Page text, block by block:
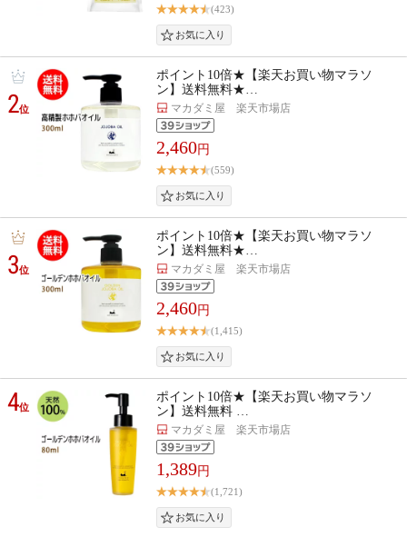
(423)
2位
ポイント10倍★【楽天お買い物マラソ
ン】送料無料★…
マカダミ屋 楽天市場店
2,460円
(559)
3位
ポイント10倍★【楽天お買い物マラソ
ン】送料無料★…
マカダミ屋 楽天市場店
2,460円
(1,415)
4位
ポイント10倍★【楽天お買い物マラソ
ン】送料無料 …
マカダミ屋 楽天市場店
1,389円
(1,721)